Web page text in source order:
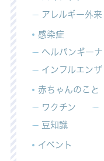
アレルギー外来
感染症
ヘルパンギーナ
インフルエンザ
赤ちゃんのこと
ワクチン
豆知識
イベント